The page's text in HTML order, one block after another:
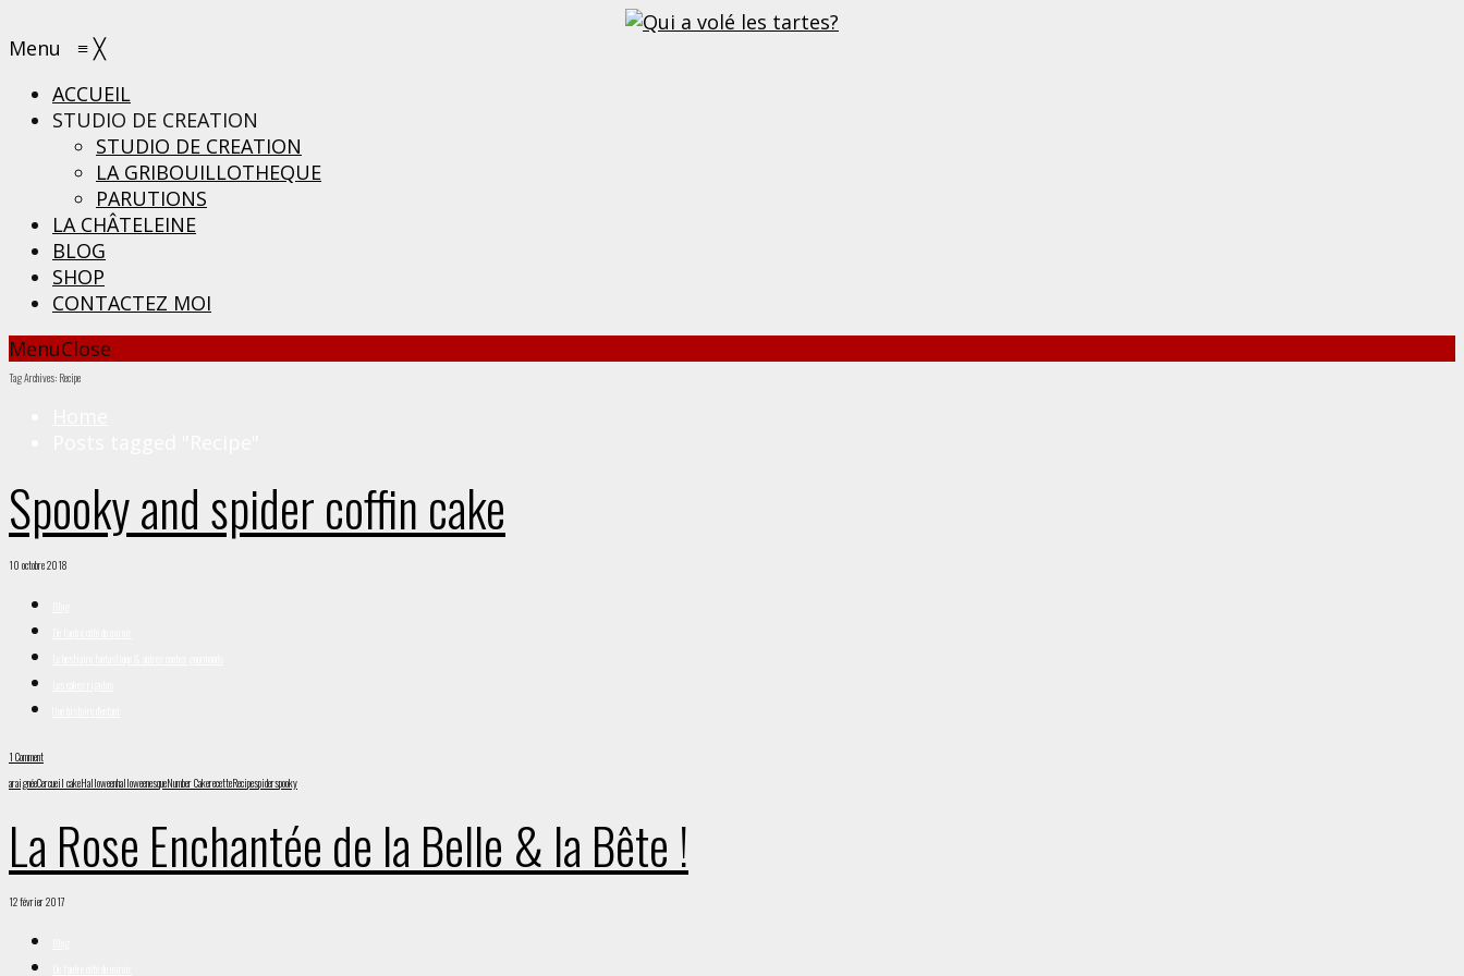
Menu ≡ ╳
ACCUEIL
STUDIO DE CREATION
STUDIO DE CREATION
LA GRIBOUILLOTHEQUE
PARUTIONS
LA CHÂTELEINE
BLOG
SHOP
CONTACTEZ MOI
MenuClose
Tag Archives: Recipe
Spooky and spider coffin cake
10 octobre 2018
1 Comment
araignéeCercueil cakeHalloweenhalloweenesqueNumber CakerecetteRecipespiderspooky
La Rose Enchantée de la Belle & la Bête !
12 février 2017